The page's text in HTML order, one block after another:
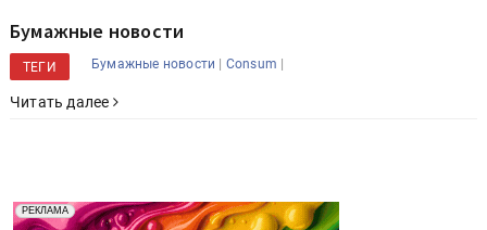
Бумажные новости
ТЕГИ Бумажные новости | Consum |
Читать далее
РЕКЛАМА
Реклама. Рекламодатель ООО "Передовые Системы
Печати" erid: 2SDnjd2d4Qz